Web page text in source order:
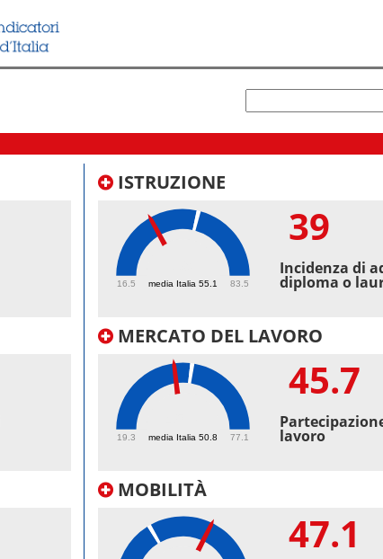
ISTRUZIONE
media Italia 55.1
16.5 83.5
39
Incidenza di
diploma o
MERCATO DEL LAVORO
media Italia 50.8
19.3 77.1
45.7
lavoro
MOBILITÀ
47.1